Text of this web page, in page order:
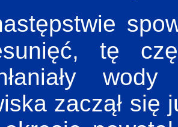
tę
zaczął się